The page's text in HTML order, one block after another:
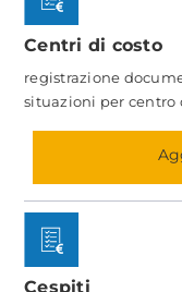
Centri di costo
registrazione
situazioni per centro
Cespiti